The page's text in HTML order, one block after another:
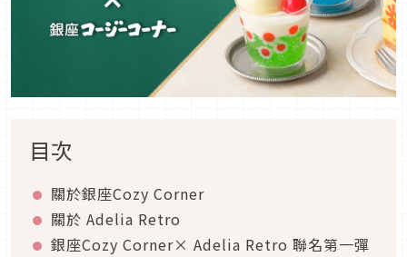
目次
關於銀座Cozy Corner
關於 Adelia Retro
銀座Cozy Corner× Adelia Retro 聯名第一彈